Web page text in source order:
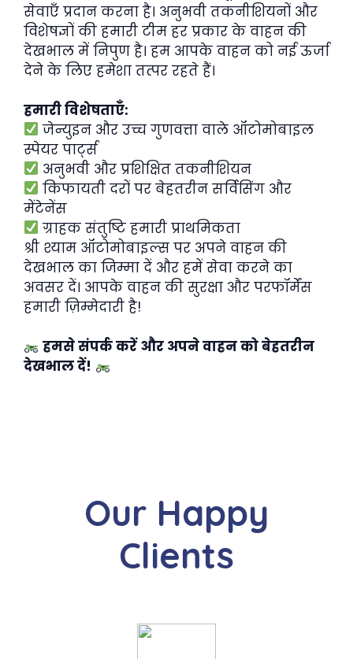
सेवाएँ प्रदान करना है। अनुभवी तकनीशियनों और
विशेषज्ञों की हमारी टीम हर प्रकार के वाहन की
देखभाल में निपुण है। हम आपके वाहन को नई ऊर्जा
देने के लिए हमेशा तत्पर रहते हैं।
हमारी विशेषताएँ:
जेन्युइन और उच्च गुणवत्ता वाले ऑटोमोबाइल
स्पेयर पार्ट्स
अनुभवी और प्रशिक्षित तकनीशियन
किफायती दरों पर बेहतरीन सर्विसिंग और
मेंटेनेंस
ग्राहक संतुष्टि हमारी प्राथमिकता
श्री श्याम ऑटोमोबाइल्स पर अपने वाहन की
देखभाल का जिम्मा दें और हमें सेवा करने का
अवसर दें। आपके वाहन की सुरक्षा और परफॉर्मेंस
हमारी ज़िम्मेदारी है!
हमसे संपर्क करें और अपने वाहन को बेहतरीन
देखभाल दें!
Our Happy
Clients